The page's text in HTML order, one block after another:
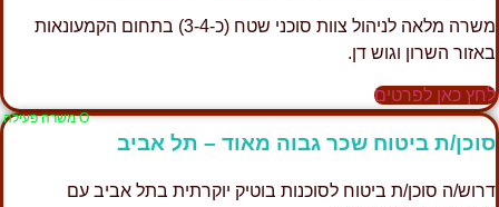
משרה מלאה לניהול צוות סוכני שטח (כ-3-4) בתחום הקמעונאות
באזור השרון וגוש דן.
לחץ כאן לפרטים
Ο משרה פעילה
סוכן/ת ביטוח שכר גבוה מאוד – תל אביב
דרוש/ה סוכן/ת ביטוח לסוכנות בוטיק יוקרתית בתל אביב עם